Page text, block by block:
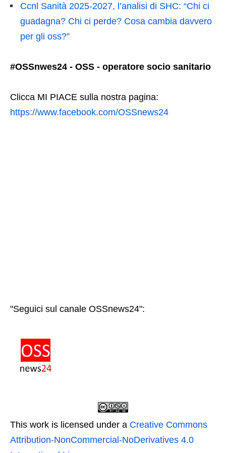
Ccnl Sanità 2025-2027, l’analisi di SHC: “Chi ci
guadagna? Chi ci perde? Cosa cambia davvero
per gli oss?”
#OSSnwes24 - OSS - operatore socio sanitario
Clicca MI PIACE sulla nostra pagina:
https://www.facebook.com/OSSnews24
"Seguici sul canale OSSnews24":
This work is licensed under a Creative Commons
Attribution-NonCommercial-NoDerivatives 4.0